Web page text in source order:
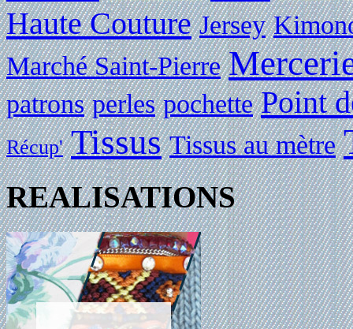
Haute Couture Jersey
Marché Saint-Pierre
patrons perles pochette Point
Récup' Tissus Tissus au mètre
REALISATIONS